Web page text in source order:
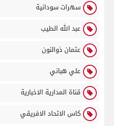
سهرات سودانية
عبد الله الطيب
عثمان ذوالنون
علي هباني
قناة المدارية الاخبارية
كاس الاتحاد الافريقي